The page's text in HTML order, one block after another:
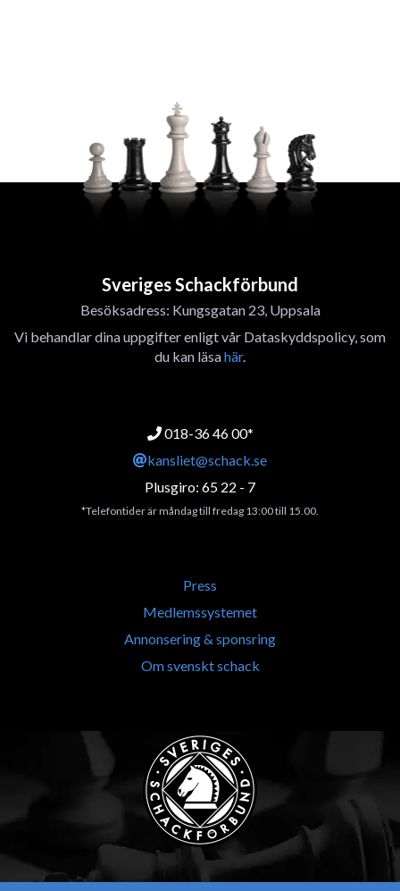
Sveriges Schackförbund
Besöksadress: Kungsgatan 23, Uppsala
Vi behandlar dina uppgifter enligt vår Dataskyddspolicy, som
du kan läsahär.
018-36 46 00*
kansliet@schack.se
Plusgiro: 65 22 - 7
*Telefontider är måndag till fredag 13:00 till 15.00.
Press
Medlemssystemet
Annonsering & sponsring
Om svenskt schack